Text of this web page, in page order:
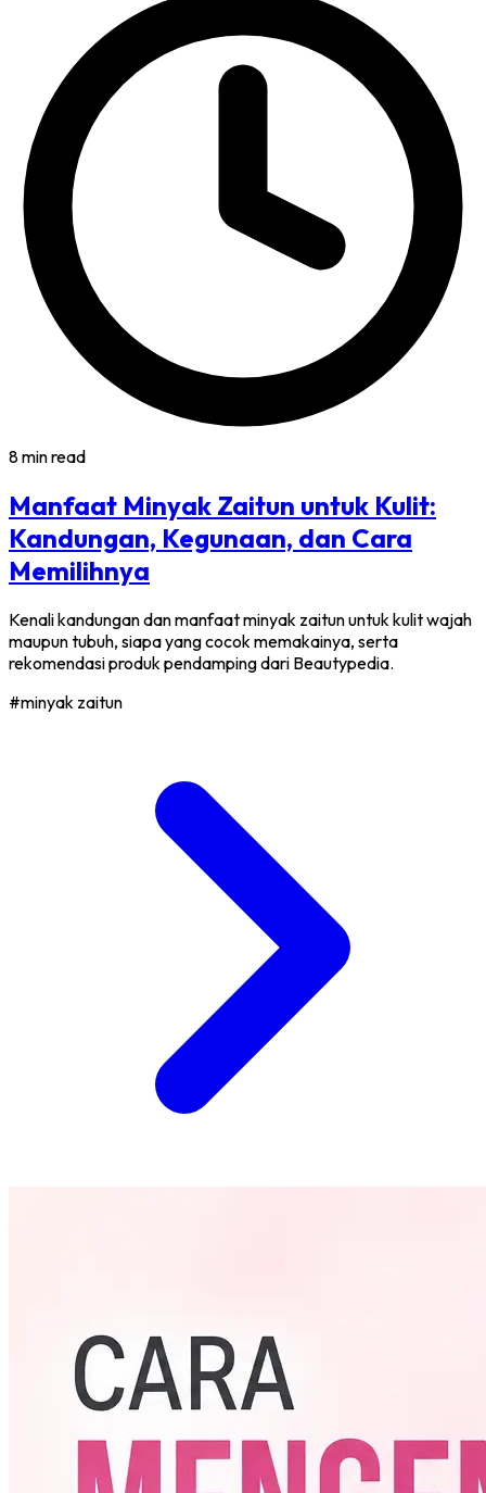
8 min read
Manfaat Minyak Zaitun untuk Kulit:
Kandungan, Kegunaan, dan Cara
Memilihnya
Kenali kandungan dan manfaat minyak zaitun untuk kulit wajah
maupun tubuh, siapa yang cocok memakainya, serta
rekomendasi produk pendamping dari Beautypedia.
#minyak zaitun